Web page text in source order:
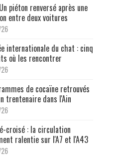
piéton renversé après une
entre deux voitures
internationale du chat : cinq
où les rencontrer
de cocaïne retrouvés
trentenaire dans l'Ain
croisé : la circulation
ralentie sur l'A7 et l'A43